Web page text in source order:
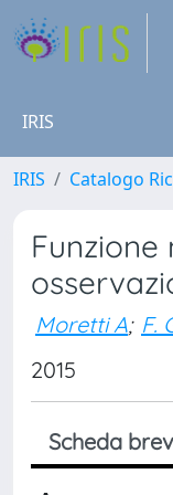
IRIS
IRIS Catalogo
Moretti A; F.
2015
Scheda